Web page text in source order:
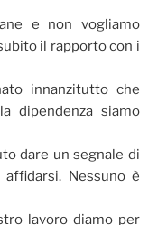
e non vogliamo
il rapporto con i
innanzitutto che
dipendenza siamo
dare un segnale di
Nessuno è
lavoro diamo per